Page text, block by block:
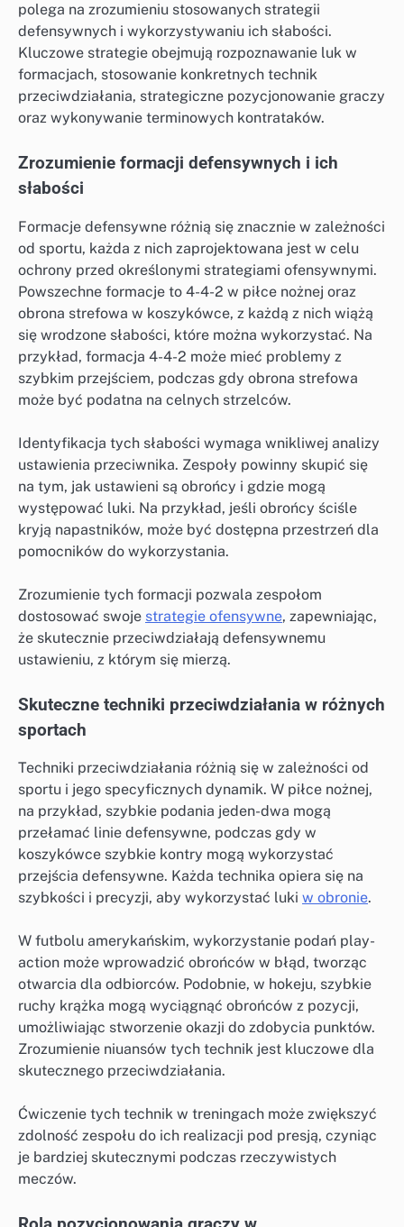
polega na zrozumieniu stosowanych strategii
defensywnych i wykorzystywaniu ich słabości.
Kluczowe strategie obejmują rozpoznawanie luk w
formacjach, stosowanie konkretnych technik
przeciwdziałania, strategiczne pozycjonowanie graczy
oraz wykonywanie terminowych kontrataków.
Zrozumienie formacji defensywnych i ich
słabości
Formacje defensywne różnią się znacznie w zależności
od sportu, każda z nich zaprojektowana jest w celu
ochrony przed określonymi strategiami ofensywnymi.
Powszechne formacje to 4-4-2 w piłce nożnej oraz
obrona strefowa w koszykówce, z każdą z nich wiążą
się wrodzone słabości, które można wykorzystać. Na
przykład, formacja 4-4-2 może mieć problemy z
szybkim przejściem, podczas gdy obrona strefowa
może być podatna na celnych strzelców.
Identyfikacja tych słabości wymaga wnikliwej analizy
ustawienia przeciwnika. Zespoły powinny skupić się
na tym, jak ustawieni są obrońcy i gdzie mogą
występować luki. Na przykład, jeśli obrońcy ściśle
kryją napastników, może być dostępna przestrzeń dla
pomocników do wykorzystania.
Zrozumienie tych formacji pozwala zespołom
dostosować swoje strategie ofensywne, zapewniając,
że skutecznie przeciwdziałają defensywnemu
ustawieniu, z którym się mierzą.
Skuteczne techniki przeciwdziałania w różnych
sportach
Techniki przeciwdziałania różnią się w zależności od
sportu i jego specyficznych dynamik. W piłce nożnej,
na przykład, szybkie podania jeden-dwa mogą
przełamać linie defensywne, podczas gdy w
koszykówce szybkie kontry mogą wykorzystać
przejścia defensywne. Każda technika opiera się na
szybkości i precyzji, aby wykorzystać luki w obronie.
W futbolu amerykańskim, wykorzystanie podań play-
action może wprowadzić obrońców w błąd, tworząc
otwarcia dla odbiorców. Podobnie, w hokeju, szybkie
ruchy krążka mogą wyciągnąć obrońców z pozycji,
umożliwiając stworzenie okazji do zdobycia punktów.
Zrozumienie niuansów tych technik jest kluczowe dla
skutecznego przeciwdziałania.
Ćwiczenie tych technik w treningach może zwiększyć
zdolność zespołu do ich realizacji pod presją, czyniąc
je bardziej skutecznymi podczas rzeczywistych
meczów.